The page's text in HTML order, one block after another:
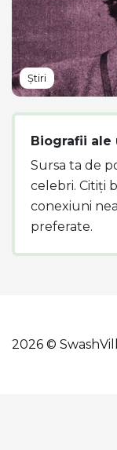
Știri
Biografii ale
Sursa ta de
celebri. Citiți
conexiuni
preferate.
2026 ©